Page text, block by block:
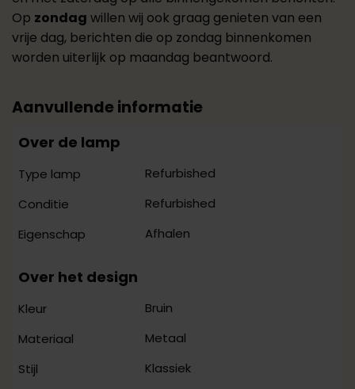
Op zondag willen wij ook graag genieten van een
vrije dag, berichten die op zondag binnenkomen
worden uiterlijk op maandag beantwoord.
Aanvullende informatie
Over de lamp
Type lamp
Refurbished
Conditie
Refurbished
Eigenschap
Afhalen
Over het design
Kleur
Bruin
Materiaal
Metaal
Stijl
Klassiek